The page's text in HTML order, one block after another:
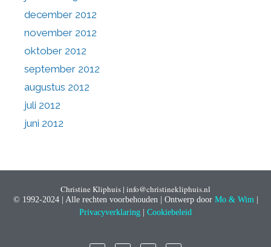
december 2012
november 2012
oktober 2012
september 2012
augustus 2012
juli 2012
juni 2012
Christine Kliphuis | info@christinekliphuis.nl
© 1992-2024 | Alle rechten voorbehouden | Ontwerp door Mo & Wim|
Privacyverklaring
Cookiebeleid